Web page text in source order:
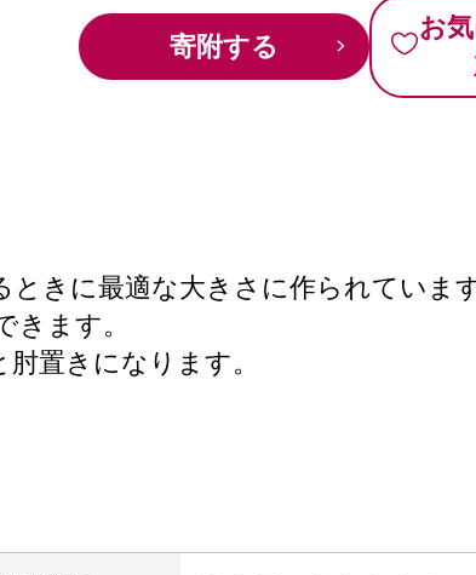
寄附する
お
きに最適な大きさに作られています
ます。
置きになります。